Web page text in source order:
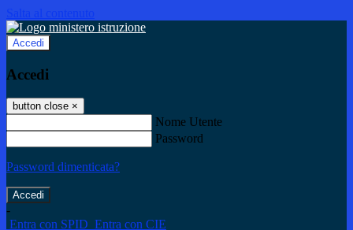
Salta al contenuto
Accedi
Accedi
button close ×
Nome Utente
Password
Password dimenticata?
-
Entra con SPID Entra con CIE